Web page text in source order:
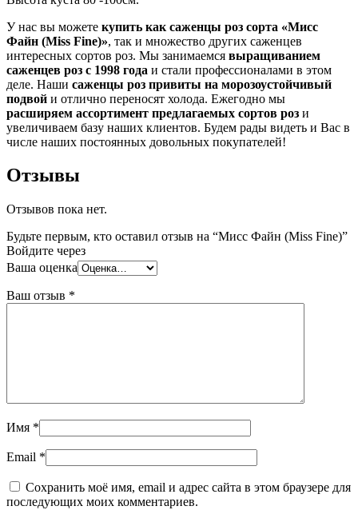
У нас вы можете купить как саженцы роз сорта «Мисс
Файн (Miss Fine)», так и множество других саженцев
интересных сортов роз. Мы занимаемся выращиванием
саженцев роз с 1998 года и стали профессионалами в этом
деле. Наши саженцы роз привиты на морозоустойчивый
подвой и отлично переносят холода. Ежегодно мы
расширяем ассортимент предлагаемых сортов роз и
увеличиваем базу наших клиентов. Будем рады видеть и Вас в
числе наших постоянных довольных покупателей!
Отзывы
Отзывов пока нет.
Будьте первым, кто оставил отзыв на “Мисс Файн (Miss Fine)”
Войдите через
Ваша оценка
Ваш отзыв *
Имя *
Email *
Сохранить моё имя, email и адрес сайта в этом браузере для
последующих моих комментариев.